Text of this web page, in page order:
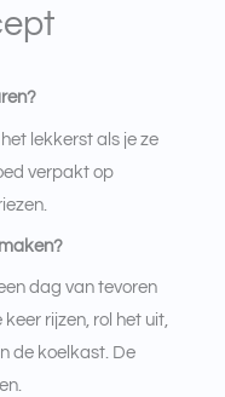
lekkerst als je ze
verpakt op
dag van tevoren
rijzen, rol het uit,
de koelkast. De